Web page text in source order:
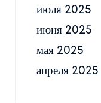
июля 2025
июня 2025
мая 2025
апреля 2025